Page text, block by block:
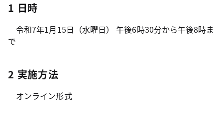
1 日時
令和7年1月15日（水曜日） 午後6時30分から午後8時ま
で
2 実施方法
オンライン形式